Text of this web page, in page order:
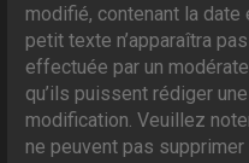
modifié, contenant la date
petit texte n’apparaîtra
effectuée par un
qu’ils puissent rédiger
modification. Veuillez
ne peuvent pas